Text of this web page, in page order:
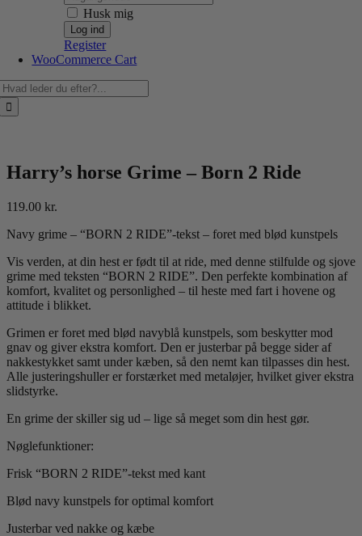
Husk mig
Register
WooCommerce Cart
Harry’s horse Grime – Born 2 Ride
119.00 kr.
Navy grime – “BORN 2 RIDE”-tekst – foret med blød kunstpels
Vis verden, at din hest er født til at ride, med denne stilfulde og sjove
grime med teksten “BORN 2 RIDE”. Den perfekte kombination af
komfort, kvalitet og personlighed – til heste med fart i hovene og
attitude i blikket.
Grimen er foret med blød navyblå kunstpels, som beskytter mod
gnav og giver ekstra komfort. Den er justerbar på begge sider af
nakkestykket samt under kæben, så den nemt kan tilpasses din hest.
Alle justeringshuller er forstærket med metaløjer, hvilket giver ekstra
slidstyrke.
En grime der skiller sig ud – lige så meget som din hest gør.
Nøglefunktioner:
Frisk “BORN 2 RIDE”-tekst med kant
Blød navy kunstpels for optimal komfort
Justerbar ved nakke og kæbe